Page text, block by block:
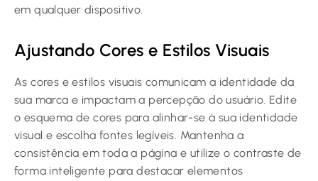
em qualquer dispositivo.
Ajustando Cores e Estilos Visuais
As cores e estilos visuais comunicam a identidade da
sua marca e impactam a percepção do usuário. Edite
o esquema de cores para alinhar-se à sua identidade
visual e escolha fontes legíveis. Mantenha a
consistência em toda a página e utilize o contraste de
forma inteligente para destacar elementos